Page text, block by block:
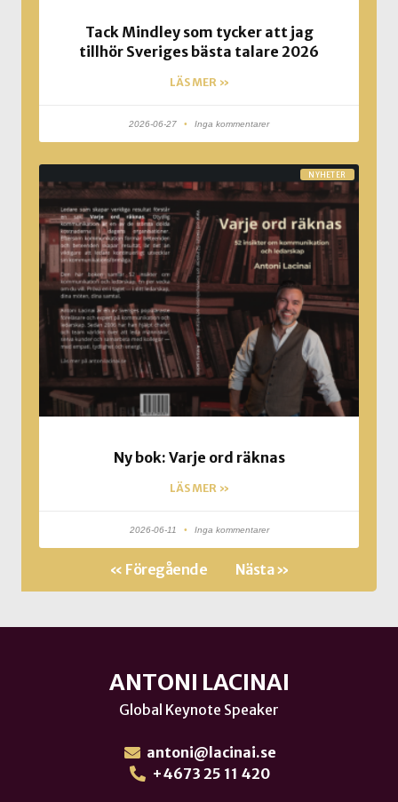
Tack Mindley som tycker att jag
tillhör Sveriges bästa talare 2026
LÄS MER »
2026-06-27 Inga kommentarer
NYHETER
Ny bok: Varje ord räknas
LÄS MER »
2026-06-11 Inga kommentarer
« Föregående Nästa »
ANTONI LACINAI
Global Keynote Speaker
antoni@lacinai.se
+4673 25 11 420